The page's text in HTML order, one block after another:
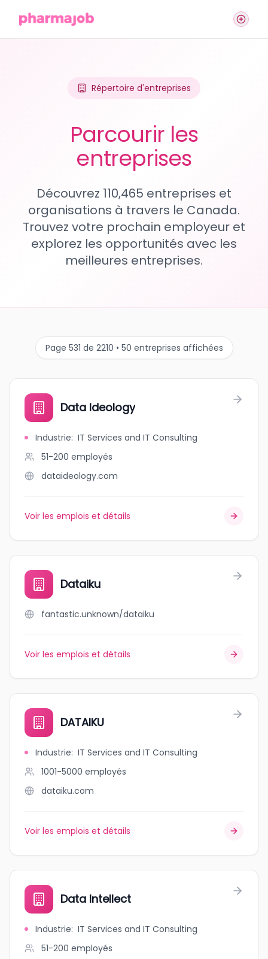
Répertoire d'entreprises
Parcourir les
entreprises
Découvrez 110,465 entreprises et
organisations à travers le Canada.
Trouvez votre prochain employeur et
explorez les opportunités avec les
meilleures entreprises.
Page 531 de 2210 • 50 entreprises affichées
Data Ideology
Industrie: IT Services and IT Consulting
51-200 employés
dataideology.com
Voir les emplois et détails
Dataiku
fantastic.unknown/dataiku
Voir les emplois et détails
DATAIKU
Industrie: IT Services and IT Consulting
1001-5000 employés
dataiku.com
Voir les emplois et détails
Data Intellect
Industrie: IT Services and IT Consulting
51-200 employés